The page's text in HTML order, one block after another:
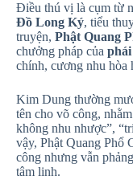
Điều thú vị là cụm từ
Đồ Long Ký, tiểu
truyện, Phật Quang
chưởng pháp của
chính, cương nhu hòa
Kim Dung thường
tên cho võ công,
không nhu nhược”,
vậy, Phật Quang Phổ
công nhưng vẫn
tâm linh.